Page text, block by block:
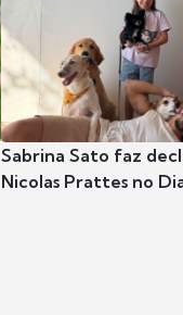
Sabrina Sato faz
Nicolas Prattes no